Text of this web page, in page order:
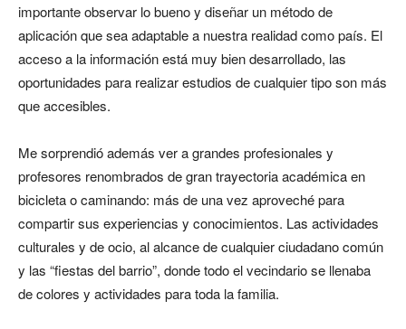
importante observar lo bueno y diseñar un método de
aplicación que sea adaptable a nuestra realidad como país. El
acceso a la información está muy bien desarrollado, las
oportunidades para realizar estudios de cualquier tipo son más
que accesibles.
Me sorprendió además ver a grandes profesionales y
profesores renombrados de gran trayectoria académica en
bicicleta o caminando: más de una vez aproveché para
compartir sus experiencias y conocimientos. Las actividades
culturales y de ocio, al alcance de cualquier ciudadano común
y las “fiestas del barrio”, donde todo el vecindario se llenaba
de colores y actividades para toda la familia.